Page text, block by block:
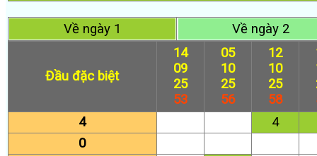
Về ngày 1 Về ngày 2
Đầu đặc biệt
14
09
25
53
05
10
25
56
12
10
25
58
4
4
0